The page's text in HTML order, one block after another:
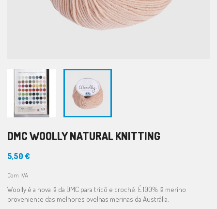
DMC WOOLLY NATURAL KNITTING
5,50 €
Com IVA
Woolly é a nova lã da DMC para tricô e croché. É 100% lã merino
proveniente das melhores ovelhas merinas da Austrália.